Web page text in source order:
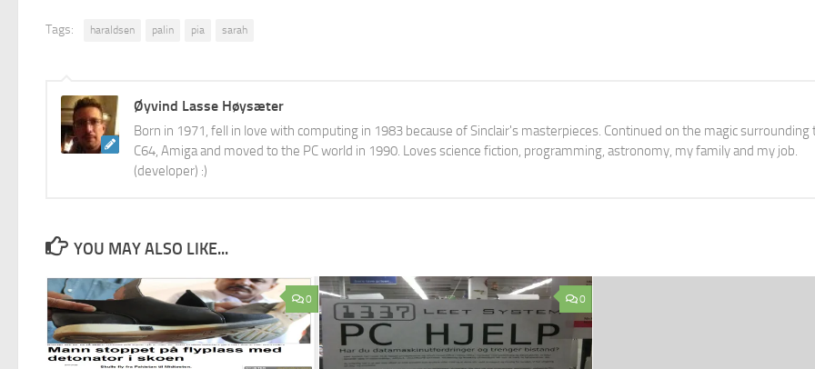
Tags: haraldsen palin pia sarah
Øyvind Lasse Høysæter
Born in 1971, fell in love with computing in 1983 because of Sinclair's masterpieces. Continued on the magic surrounding
C64, Amiga and moved to the PC world in 1990. Loves science fiction, programming, astronomy, my family and my job.
(developer) :)
YOU MAY ALSO LIKE...
0 0